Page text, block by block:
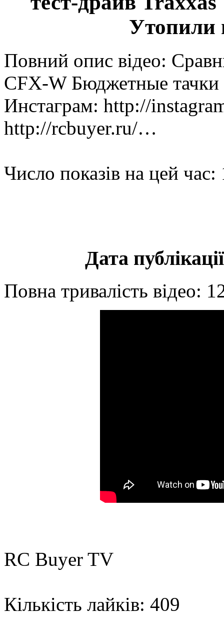
Утопили
Повний опис відео:
CFX-W Бюджетные
Инстаграм: http://
http://rcbuyer.ru/…
Число показів на цей час:
Дата
Повна тривалість відео:
RC Buyer TV
Кількість лайків: 409